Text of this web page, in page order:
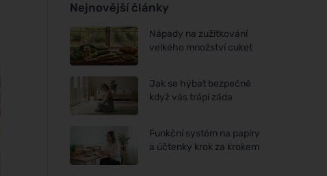
Nejnovější články
Nápady na zužitkování
velkého množství cuket
Jak se hýbat bezpečně
když vás trápí záda
Funkční systém na papíry
a účtenky krok za krokem